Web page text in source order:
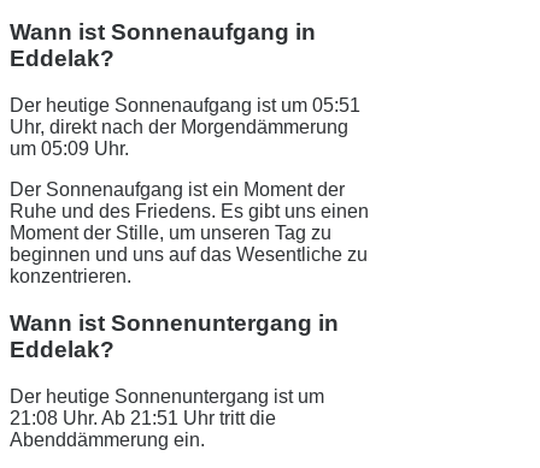
Wann ist Sonnenaufgang in
Eddelak?
Der heutige Sonnenaufgang ist um 05:51
Uhr, direkt nach der Morgendämmerung
um 05:09 Uhr.
Der Sonnenaufgang ist ein Moment der
Ruhe und des Friedens. Es gibt uns einen
Moment der Stille, um unseren Tag zu
beginnen und uns auf das Wesentliche zu
konzentrieren.
Wann ist Sonnenuntergang in
Eddelak?
Der heutige Sonnenuntergang ist um
21:08 Uhr. Ab 21:51 Uhr tritt die
Abenddämmerung ein.